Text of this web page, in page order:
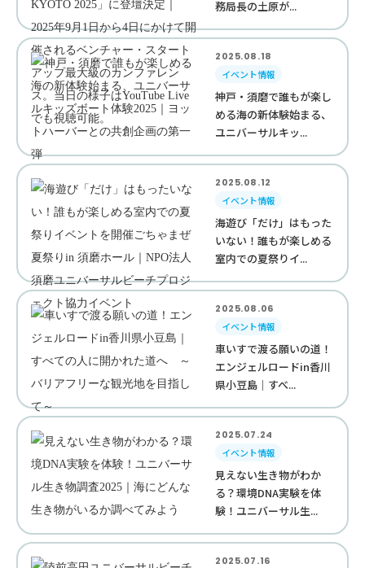
務局長の土原が...
2025.08.18
イベント情報
神戸・須磨で誰もが楽し
める海の新体験始まる、
ユニバーサルキッ...
2025.08.12
イベント情報
海遊び「だけ」はもった
いない！誰もが楽しめる
室内での夏祭りイ...
2025.08.06
イベント情報
車いすで渡る願いの道！
エンジェルロードin香川
県小豆島｜すべ...
2025.07.24
イベント情報
見えない生き物がわか
る？環境DNA実験を体
験！ユニバーサル生...
2025.07.16